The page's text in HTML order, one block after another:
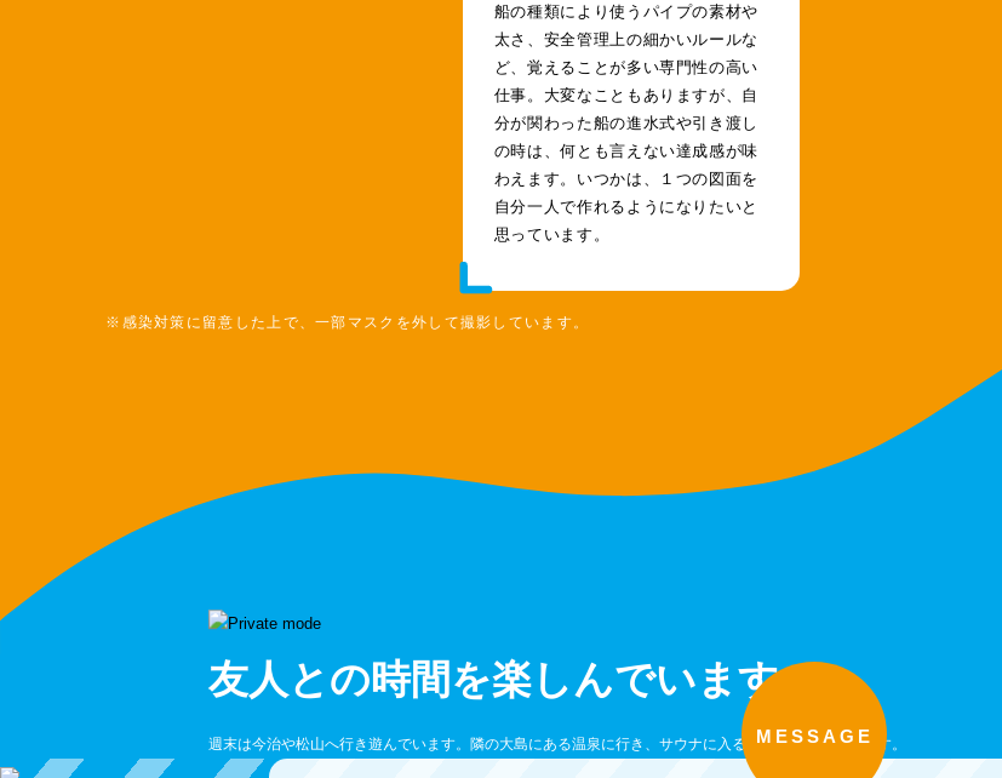
船の種類により使うパイプの素材や
太さ、安全管理上の細かいルールな
ど、覚えることが多い専門性の高い
仕事。大変なこともありますが、自
分が関わった船の進水式や引き渡し
の時は、何とも言えない達成感が味
わえます。いつかは、１つの図面を
自分一人で作れるようになりたいと
思っています。
※感染対策に留意した上で、一部マスクを外して撮影しています。
友人との時間を楽しんでいます
週末は今治や松山へ行き遊んでいます。隣の大島にある温泉に行き、サウナに入るのも楽しみの一つです。
MESSAGE